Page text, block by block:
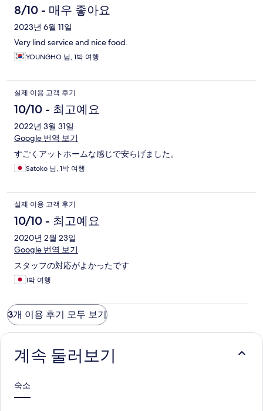
용
후
기
8/10 - 매우 좋아요
2023년 6월 11일
Very lind service and nice food.
YOUNGHO 님, 1박 여행
실제 이용 고객 후기
10/10 - 최고예요
2022년 3월 31일
Google 번역 보기
すごくアットホームな感じで安らげました。
Satoko 님, 1박 여행
실제 이용 고객 후기
10/10 - 최고예요
2020년 2월 23일
Google 번역 보기
スタッフの対応がよかったです
1박 여행
3개 이용 후기 모두 보기
계속 둘러보기
숙소